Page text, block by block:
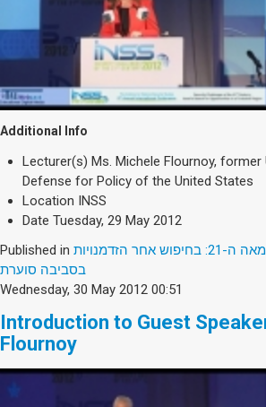
Additional Info
Lecturer(s) Ms. Michele Flournoy,
Defense for Policy of the United States
Location INSS
Date Tuesday, 29 May 2012
Published in אתגרי הביטחון של המאה ה-21: בחיפוש אחר הזדמנויות
בסביבה סוערת
Wednesday, 30 May 2012 00:51
Introduction to Guest
Flournoy